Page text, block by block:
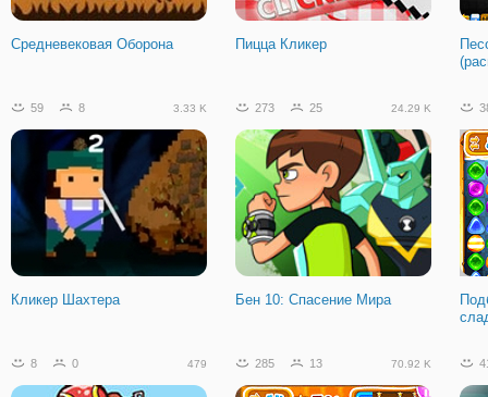
Средневековая Оборона Пицца Кликер
59 8 3.33 K
Кликер Шахтера
273 25 24.29 K
Бен 10: Спасение Мира
8 0 479 285 13 70.92 K